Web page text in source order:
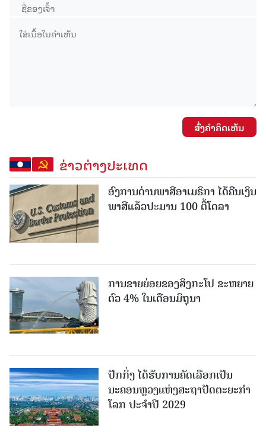
ສົ່ງຄໍາຄິດເຫັນ
ຂ່າວຕ່າງປະເທດ
ອົງການດ່ານພາສີອາເມຣິກາ ໄດ້ຄືນເງິນ
ພາສີແລ້ວປະມານ 100 ຕື້ໂດລາ
ການຂາຍຍ່ອຍຂອງສິງກະໂປ ຂະຫຍາຍ
ຕົວ 4% ໃນເດືອນມິຖຸນາ
ປັກກິ່ງ ໄດ້ຮັບການຄັດເລືອກເປັນ
ນະຄອນຫຼວງແຫ່ງສະຖາປັດຕະຍະກຳ
ໂລກ ປະຈຳປີ 2029